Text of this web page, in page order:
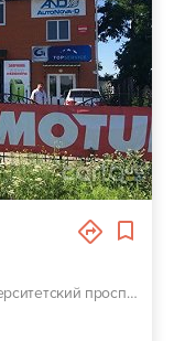
г. Кропивницкий, Университетский проспект, 25г